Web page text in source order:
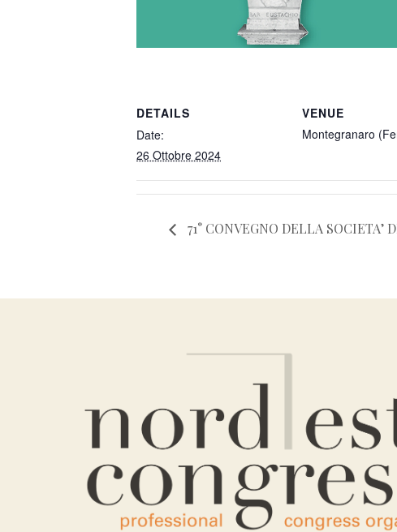
DETAILS
Date:
26 Ottobre 2024
VENUE
Montegranaro
71° CONVEGNO DELLA